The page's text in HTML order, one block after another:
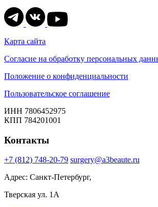
Карта сайта
Согласие на обработку персональных
Положение о конфиденциальности
Пользовательское соглашение
ИНН 7806452975
КПП 784201001
Контакты
+7 (812) 748-20-79 surgery@a3beaute.ru
Адрес: Санкт-Петербург,
Тверская ул. 1А